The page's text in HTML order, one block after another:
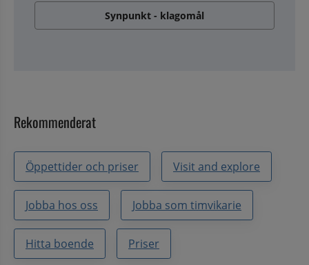
Synpunkt - klagomål
Rekommenderat
Öppettider och priser Visit and explore
Jobba hos oss Jobba som timvikarie
Hitta boende Priser